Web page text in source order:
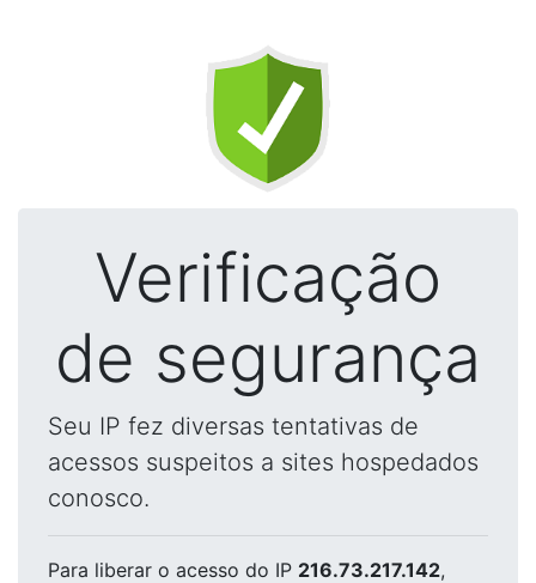
Verificação
de segurança
Seu IP fez diversas tentativas de
acessos suspeitos a sites hospedados
conosco.
Para liberar o acesso do IP 216.73.217.142,